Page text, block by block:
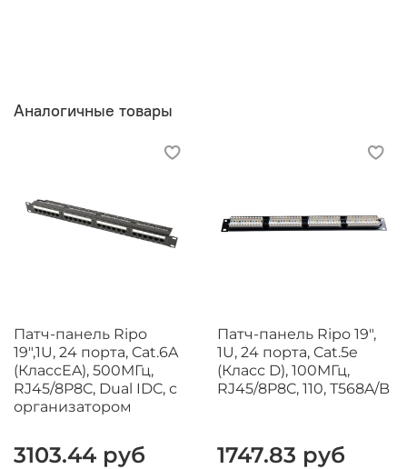
Аналогичные товары
Патч-панель Ripo
19",1U, 24 порта, Cat.6A
(КлассEA), 500МГц,
RJ45/8P8C, Dual IDC, с
организатором
3103.44 руб
Патч-панель Ripo 19",
1U, 24 порта, Cat.5e
(Класс D), 100МГц,
RJ45/8P8C, 110, T568A/B
1747.83 руб